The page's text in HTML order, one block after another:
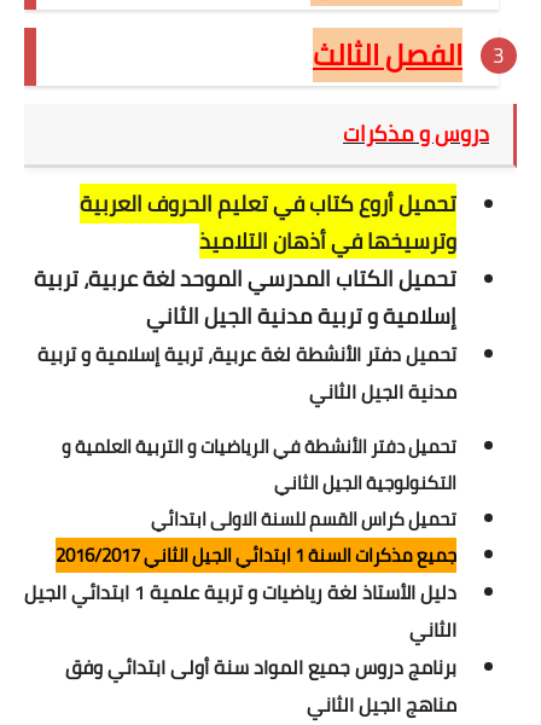
الفصل الثالث
دروس و مذكرات
تحميل أروع كتاب في تعليم الحروف العربية
وترسيخها في أذهان التلاميذ
تحميل الكتاب المدرسي الموحد لغة عربية، تربية
إسلامية و تربية مدنية الجيل الثاني
تحميل دفتر الأنشطة لغة عربية، تربية إسلامية و تربية
مدنية الجيل الثاني
تحميل دفتر الأنشطة في الرياضيات و التربية العلمية و
التكنولوجية الجيل الثاني
تحميل كراس القسم للسنة الاولى ابتدائي
جميع مذكرات السنة 1 ابتدائي الجيل الثاني 2016/2017
دليل الأستاذ لغة رياضيات و تربية علمية 1 ابتدائي الجيل
الثاني
برنامج دروس جميع المواد سنة أولى ابتدائي وفق
مناهج الجيل الثاني